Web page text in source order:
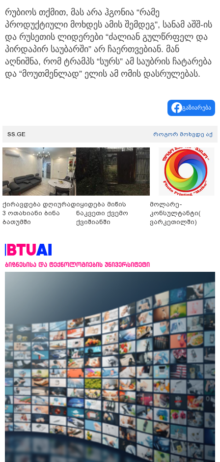
რუბიოს თქმით, მას არა ჰგონია “რამე
პროდუქტიული მოხდეს ამის შემდეგ”, სანამ აშშ-ის
და რუსეთის ლიდერები “ძალიან გულწრფელ და
პირდაპირ საუბარში” არ ჩაერთვებიან. მან
აღნიშნა, რომ ტრამპს “სურს” ამ საუბრის ჩატარება
და “მოუთმენლად” ელის ამ ომის დასრულებას.
გაზიარება
SS.GE როგორ მოხვდე აქ
ქირავდება დღიურად
3 ოთახიანი ბინა
ბათუმში
იყიდება მიწის
ნაკვეთი ქვემო
ქვიშიანში
მოლარე-
კონსულტანტი(
ვარკეთილში)
ბიზნესისა და ტექნოლოგიების უნივერსიტეტი